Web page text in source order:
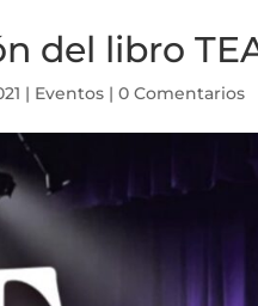
del libro
| Eventos |0 Comentarios